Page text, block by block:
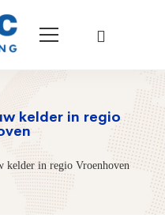
kelder in regio
kelder in regio Vroenhoven